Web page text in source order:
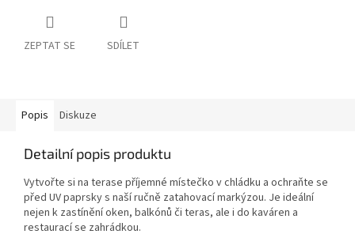
ZEPTAT SE SDÍLET
Popis Diskuze
Detailní popis produktu
Vytvořte si na terase příjemné místečko v chládku a ochraňte se
před UV paprsky s naší ručně zatahovací markýzou. Je ideální
nejen k zastínění oken, balkónů či teras, ale i do kaváren a
restaurací se zahrádkou.